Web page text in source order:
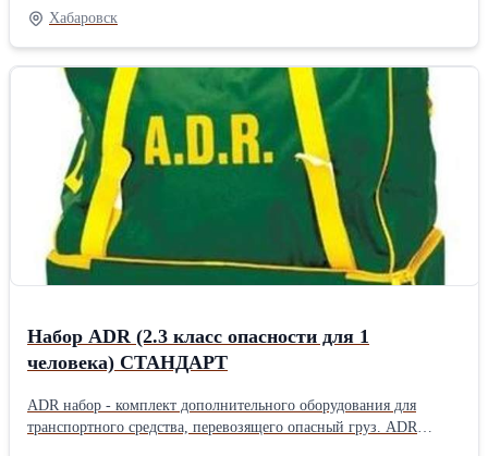
средстве при перевозке опасного груза, согласно требованиям
ДОПОГ/ADR, за исключением элементов маркировки и
огнетушителей. Все наборы могут быть до укомплектованы по
желанию Заказчика.
Хабаровск
Набор ADR (2.3 класс опасности для 1
человека) СТАНДАРТ
ADR набор - комплект дополнительного оборудования для
транспортного средства, перевозящего опасный груз. ADR